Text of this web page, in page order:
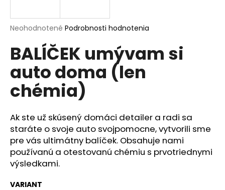
Priemerné
produktu
je
z
5
hviezdičiek.
Neohodnotené Podrobnosti hodnotenia
BALÍČEK umývam si
auto doma (len
chémia)
Ak ste už skúsený domáci detailer a radi sa
staráte o svoje auto svojpomocne, vytvorili sme
pre vás ultimátny balíček. Obsahuje nami
používanú a otestovanú chémiu s prvotriednymi
výsledkami.
VARIANT
j
ť
?
HĽADAŤ
O
d
p